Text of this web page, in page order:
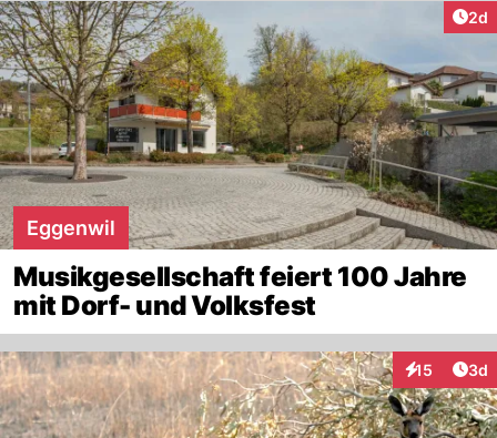
2d
Eggenwil
Musikgesellschaft feiert 100 Jahre
mit Dorf- und Volksfest
15
Interaktionen
3d